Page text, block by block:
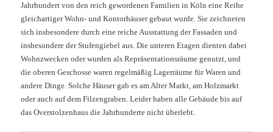
Jahrhundert von den reich gewordenen Familien in Köln eine Reihe
gleichartiger Wohn- und Kontorhäuser gebaut wurde. Sie zeichneten
sich insbesondere durch eine reiche Ausstattung der Fassaden und
insbesondere der Stufengiebel aus. Die unteren Etagen dienten dabei
Wohnzwecken oder wurden als Repräsentationsräume genutzt, und
die oberen Geschosse waren regelmäßig Lagerräume für Waren und
andere Dinge. Solche Häuser gab es am Alter Markt, am Holzmarkt
oder auch auf dem Filzengraben. Leider haben alle Gebäude bis auf
das Overstolzenhaus die Jahrhunderte nicht überlebt.